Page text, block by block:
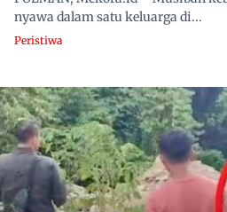
nyawa dalam satu keluarga di...
Peristiwa